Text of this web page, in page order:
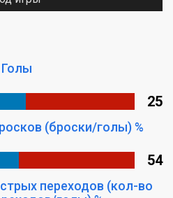
Голы
25
(броски/голы) %
54
переходов (кол-во